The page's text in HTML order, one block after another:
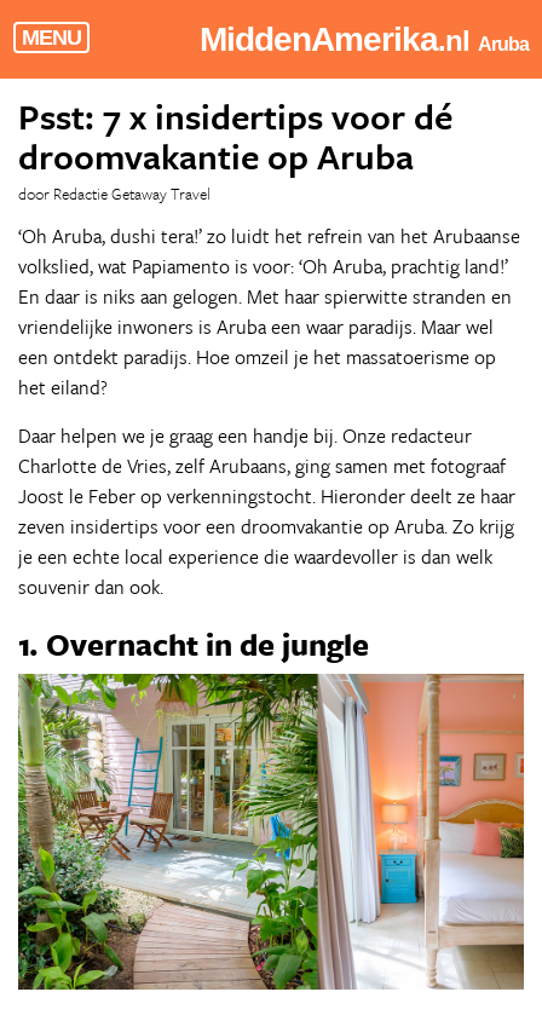
MENU MiddenAmerika.nl Aruba
Psst: 7 x insidertips voor dé
droomvakantie op Aruba
door Redactie Getaway Travel
‘Oh Aruba, dushi tera!’ zo luidt het refrein van het Arubaanse
volkslied, wat Papiamento is voor: ‘Oh Aruba, prachtig land!’
En daar is niks aan gelogen. Met haar spierwitte stranden en
vriendelijke inwoners is Aruba een waar paradijs. Maar wel
een ontdekt paradijs. Hoe omzeil je het massatoerisme op
het eiland?
Daar helpen we je graag een handje bij. Onze redacteur
Charlotte de Vries, zelf Arubaans, ging samen met fotograaf
Joost le Feber op verkenningstocht. Hieronder deelt ze haar
zeven insidertips voor een droomvakantie op Aruba. Zo krijg
je een echte local experience die waardevoller is dan welk
souvenir dan ook.
1. Overnacht in de jungle